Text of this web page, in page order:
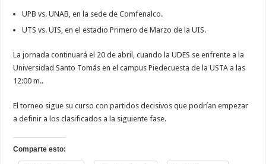
UPB vs. UNAB, en la sede de Comfenalco.
UTS vs. UIS, en el estadio Primero de Marzo de la UIS.
La jornada continuará el 20 de abril, cuando la UDES se enfrente a la
Universidad Santo Tomás en el campus Piedecuesta de la USTA a las
12:00 m..
El torneo sigue su curso con partidos decisivos que podrían empezar
a definir a los clasificados a la siguiente fase.
Comparte esto: